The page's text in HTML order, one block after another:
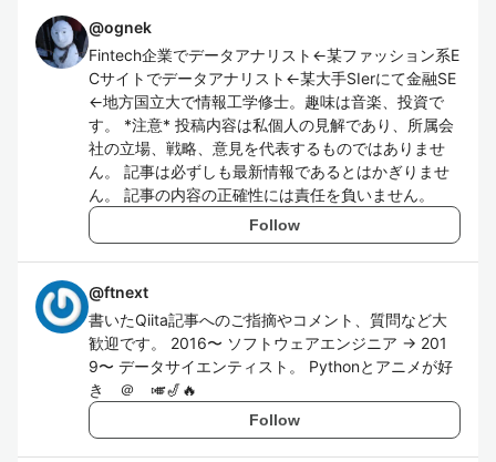
@ognek
Fintech企業でデータアナリスト←某ファッション系E
Cサイトでデータアナリスト←某大手SIerにて金融SE
←地方国立大で情報工学修士。趣味は音楽、投資で
す。 *注意* 投稿内容は私個人の見解であり、所属会
社の立場、戦略、意見を代表するものではありませ
ん。 記事は必ずしも最新情報であるとはかぎりませ
ん。 記事の内容の正確性には責任を負いません。
Follow
@ftnext
書いたQiita記事へのご指摘やコメント、質問など大
歓迎です。 2016〜 ソフトウェアエンジニア → 201
9〜 データサイエンティスト。 Pythonとアニメが好
き ＠ 🎺🎷🔥
Follow